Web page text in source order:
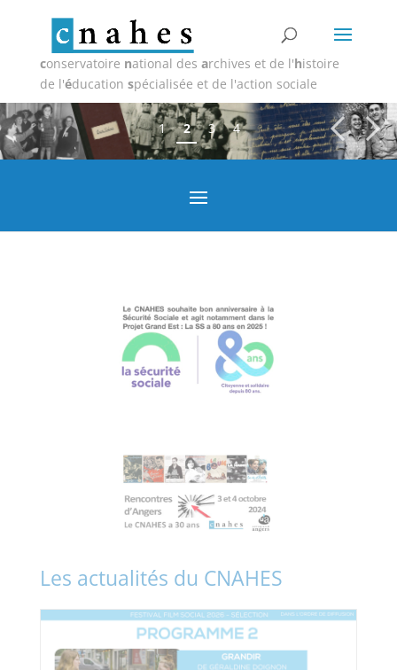
conservatoire national des archives et de l'histoire
de l'éducation spécialisée et de l'action sociale
1 2 3 4
Les actualités du CNAHES